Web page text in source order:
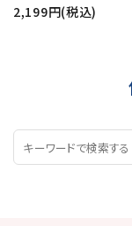
2,199円(税込)